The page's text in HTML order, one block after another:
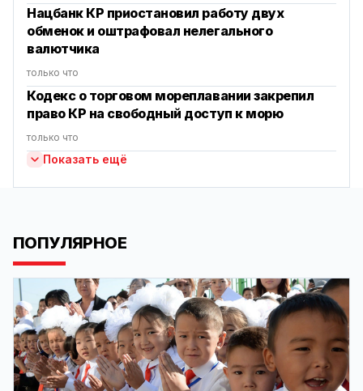
Нацбанк КР приостановил работу двух
обменок и оштрафовал нелегального
валютчика
только что
Кодекс о торговом мореплавании закрепил
право КР на свободный доступ к морю
только что
Показать ещё
ПОПУЛЯРНОЕ